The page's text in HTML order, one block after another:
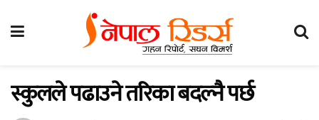
स्कुलले पढाउने तरिका बदल्नै पर्छ